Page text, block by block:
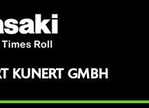
KUNERT GMBH